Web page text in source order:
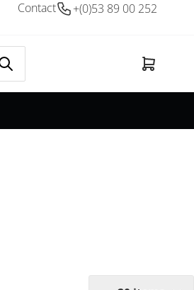
Contact +(0)53 89 00 252